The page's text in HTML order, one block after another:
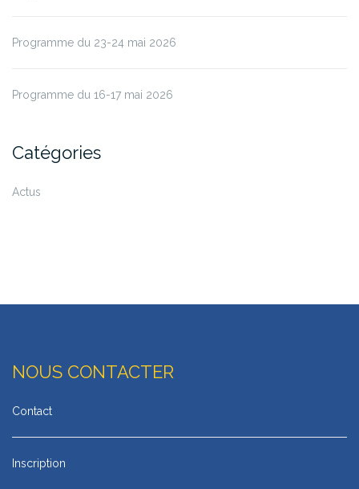
Programme du 23-24 mai 2026
Programme du 16-17 mai 2026
Catégories
Actus
NOUS CONTACTER
Contact
Inscription